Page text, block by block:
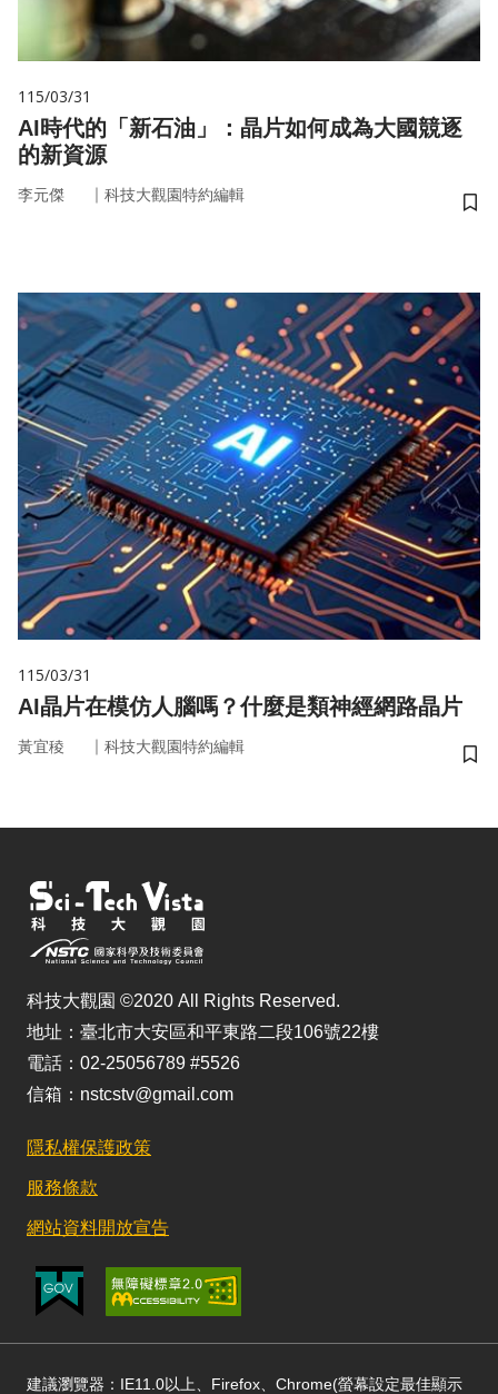
115/03/31
AI時代的「新石油」：晶片如何成為大國競逐
的新資源
李元傑 ｜ 科技大觀園特約編輯
儲
115/03/31
AI晶片在模仿人腦嗎？什麼是類神經網路晶片
黃宜稜 ｜ 科技大觀園特約編輯
儲
科技大觀園 ©2020 All Rights Reserved.
地址：臺北市大安區和平東路二段106號22樓
電話：02-25056789 #5526
信箱：nstcstv@gmail.com
隱私權保護政策
服務條款
網站資料開放宣告
建議瀏覽器：IE11.0以上、Firefox、Chrome(螢幕設定最佳顯示